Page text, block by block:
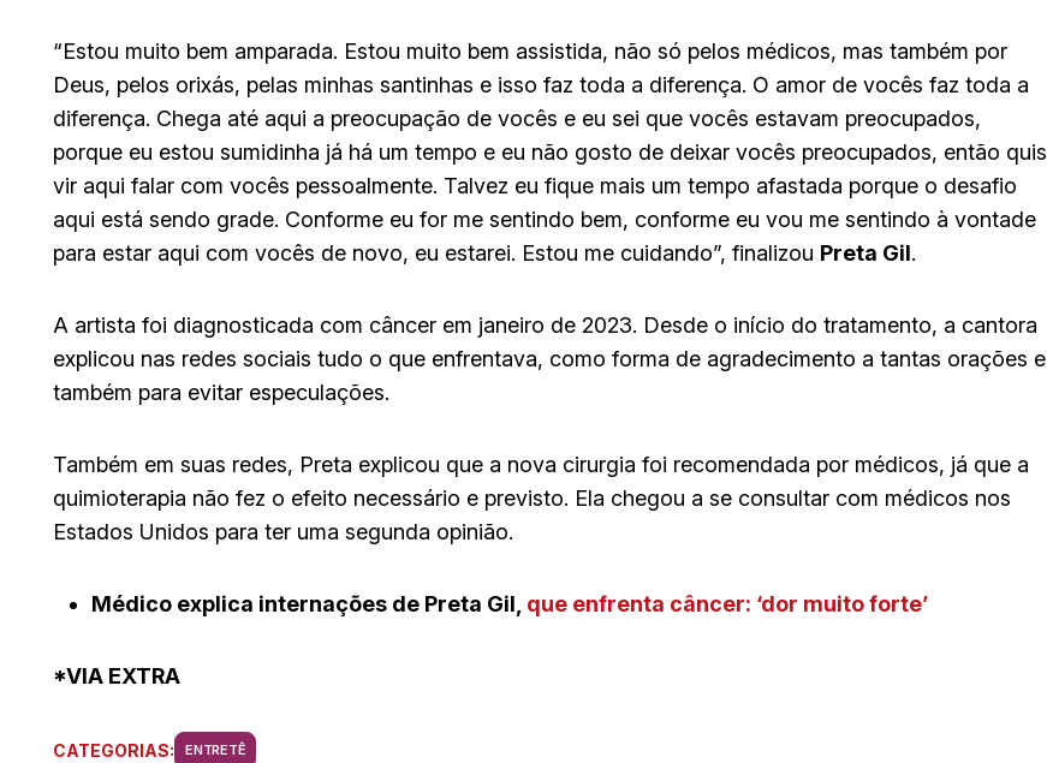
“Estou muito bem amparada. Estou muito bem assistida, não só pelos médicos, mas também por
Deus, pelos orixás, pelas minhas santinhas e isso faz toda a diferença. O amor de vocês faz toda a
diferença. Chega até aqui a preocupação de vocês e eu sei que vocês estavam preocupados,
porque eu estou sumidinha já há um tempo e eu não gosto de deixar vocês preocupados, então quis
vir aqui falar com vocês pessoalmente. Talvez eu fique mais um tempo afastada porque o desafio
aqui está sendo grade. Conforme eu for me sentindo bem, conforme eu vou me sentindo à vontade
para estar aqui com vocês de novo, eu estarei. Estou me cuidando”, finalizou Preta Gil.
A artista foi diagnosticada com câncer em janeiro de 2023. Desde o início do tratamento, a cantora
explicou nas redes sociais tudo o que enfrentava, como forma de agradecimento a tantas orações e
também para evitar especulações.
Também em suas redes, Preta explicou que a nova cirurgia foi recomendada por médicos, já que a
quimioterapia não fez o efeito necessário e previsto. Ela chegou a se consultar com médicos nos
Estados Unidos para ter uma segunda opinião.
Médico explica internações de Preta Gil, que enfrenta câncer: ‘dor muito forte’
*VIA EXTRA
CATEGORIAS: ENTRETÊ